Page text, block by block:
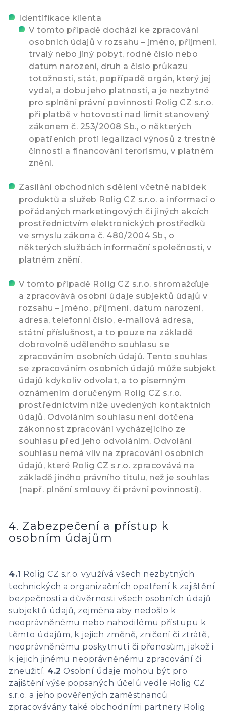
Identifikace klienta
V tomto případě dochází ke zpracování
osobních údajů v rozsahu – jméno, příjmení,
trvalý nebo jiný pobyt, rodné číslo nebo
datum narození, druh a číslo průkazu
totožnosti, stát, popřípadě orgán, který jej
vydal, a dobu jeho platnosti, a je nezbytné
pro splnění právní povinnosti Rolig CZ s.r.o.
při platbě v hotovosti nad limit stanovený
zákonem č. 253/2008 Sb., o některých
opatřeních proti legalizaci výnosů z trestné
činnosti a financování terorismu, v platném
znění.
Zasílání obchodních sdělení včetně nabídek
produktů a služeb Rolig CZ s.r.o. a informací o
pořádaných marketingových či jiných akcích
prostřednictvím elektronických prostředků
ve smyslu zákona č. 480/2004 Sb., o
některých službách informační společnosti, v
platném znění.
V tomto případě Rolig CZ s.r.o. shromažďuje
a zpracovává osobní údaje subjektů údajů v
rozsahu – jméno, příjmení, datum narození,
adresa, telefonní číslo, e-mailová adresa,
státní příslušnost, a to pouze na základě
dobrovolně uděleného souhlasu se
zpracováním osobních údajů. Tento souhlas
se zpracováním osobních údajů může subjekt
údajů kdykoliv odvolat, a to písemným
oznámením doručeným Rolig CZ s.r.o.
prostřednictvím níže uvedených kontaktních
údajů. Odvoláním souhlasu není dotčena
zákonnost zpracování vycházejícího ze
souhlasu před jeho odvoláním. Odvolání
souhlasu nemá vliv na zpracování osobních
údajů, které Rolig CZ s.r.o. zpracovává na
základě jiného právního titulu, než je souhlas
(např. plnění smlouvy či právní povinnosti).
4. Zabezpečení a přístup k
osobním údajům
4.1 Rolig CZ s.r.o. využívá všech nezbytných
technických a organizačních opatření k zajištění
bezpečnosti a důvěrnosti všech osobních údajů
subjektů údajů, zejména aby nedošlo k
neoprávněnému nebo nahodilému přístupu k
těmto údajům, k jejich změně, zničení či ztrátě,
neoprávněnému poskytnutí či přenosům, jakož i
k jejich jinému neoprávněnému zpracování či
zneužití. 4.2 Osobní údaje mohou být pro
zajištění výše popsaných účelů vedle Rolig CZ
s.r.o. a jeho pověřených zaměstnanců
zpracovávány také obchodními partnery Rolig